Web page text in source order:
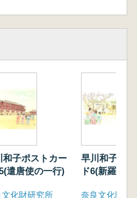
和子ポストカー
遣唐使の一行)
文化財研究所
早川和子ポ
ド6(新羅か
奈良文化財研